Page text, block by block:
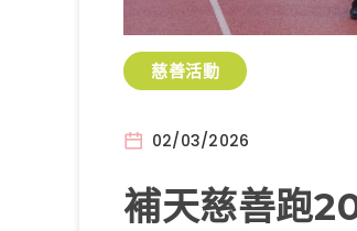
慈善活動
02/03/2026
補天慈善跑